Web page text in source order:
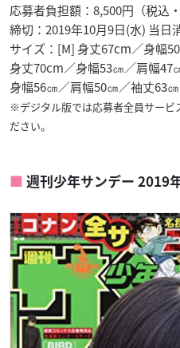
応募者負担額：8,500円（税込
締切：2019年10月9日(水) 当日
サイズ：[M] 身丈67cm／身幅
身丈70cm／身幅53㎝／肩幅47
身幅56㎝／肩幅50㎝／袖丈63㎝
※デジタル版では応募者全員サービ
ださい。
週刊少年サンデー 2019